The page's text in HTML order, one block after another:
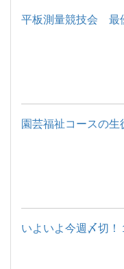
平板測量競技会 最
いよいよ今週〆切！